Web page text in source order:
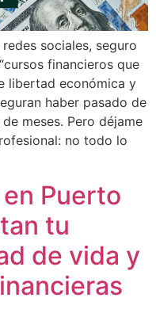
sociales, seguro
financieros que
libertad económica y
haber pasado de
meses. Pero déjame
no todo lo
Puerto
tu
de vida y